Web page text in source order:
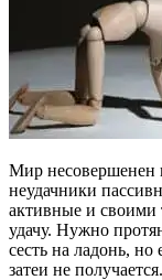
Мир несовершенен
неудачники
активные и
удачу. Нужно
сесть на ладонь, но
затеи не получается.